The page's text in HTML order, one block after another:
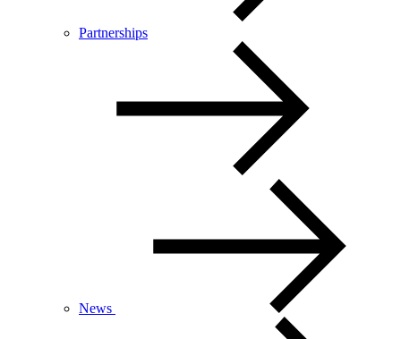
Partnerships
News